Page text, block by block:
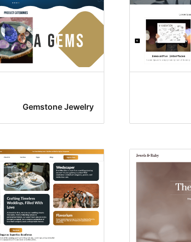
Gemstone Jewelry